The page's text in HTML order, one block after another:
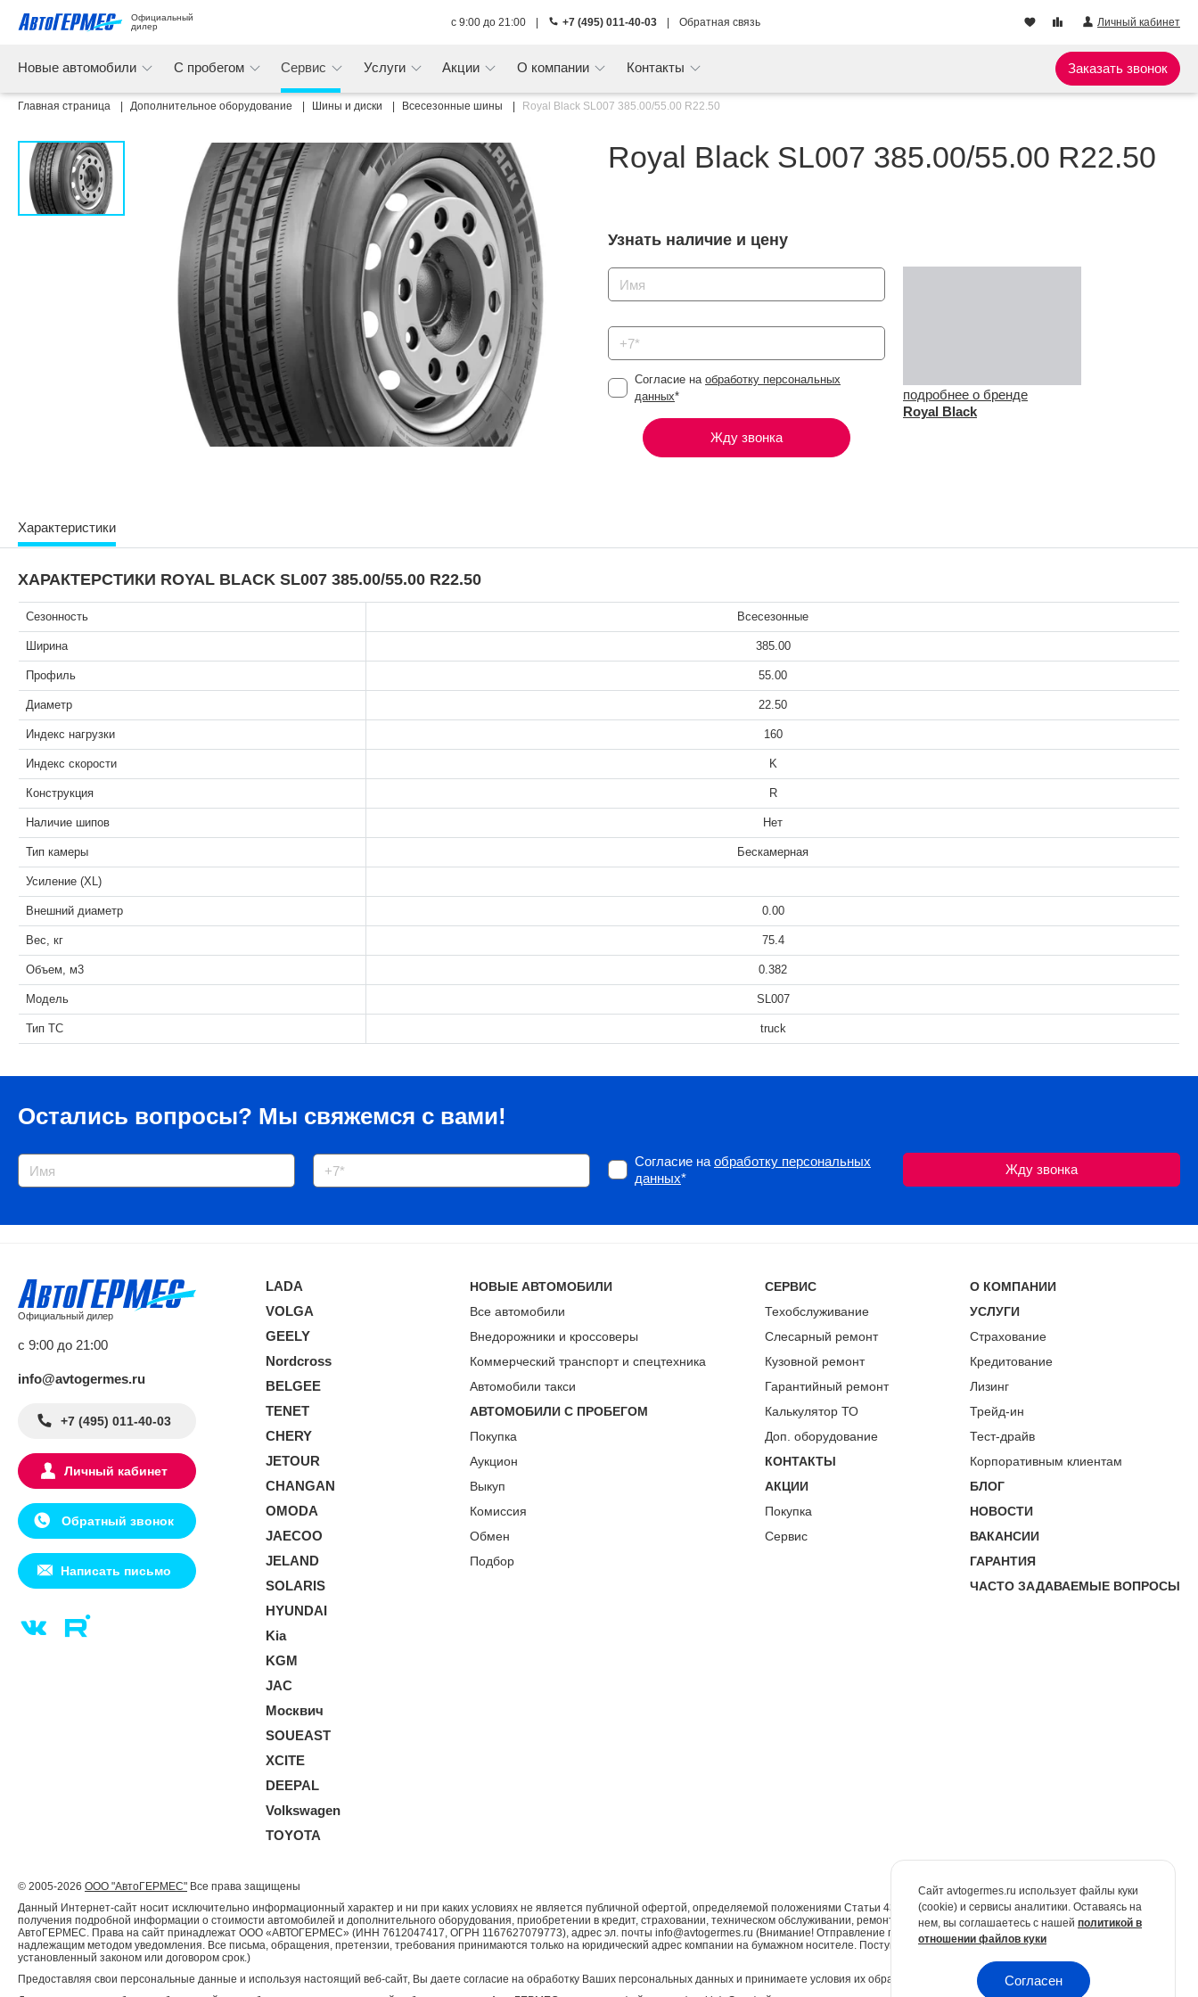
Официальный
дилер
с 9:00 до 21:00 +7 (495) 011-40-03 Обратная связь Личный кабинет
Новые автомобили С пробегом Сервис Услуги Акции О компании Контакты Заказать звонок
Главная страница Дополнительное оборудование Шины и диски Всесезонные шины Royal Black SL007 385.00/55.00 R22.50
Royal Black SL007 385.00/55.00 R22.50
Узнать наличие и цену
Согласие на обработку персональных
данных*
Жду звонка
подробнее о бренде
Royal Black
Характеристики
ХАРАКТЕРСТИКИ ROYAL BLACK SL007 385.00/55.00 R22.50
Сезонность Всесезонные
Ширина 385.00
Профиль 55.00
Диаметр 22.50
Индекс нагрузки 160
Индекс скорости K
Конструкция R
Наличие шипов Нет
Тип камеры Бескамерная
Усиление (XL)
Внешний диаметр 0.00
Вес, кг 75.4
Объем, м3 0.382
Модель SL007
Тип ТС truck
Остались вопросы? Мы свяжемся с вами!
Согласие на обработку персональных
данных*
Официальный дилер
с 9:00 до 21:00
info@avtogermes.ru
+7 (495) 011-40-03
Личный кабинет
Обратный звонок
Написать письмо
LADA
VOLGA
GEELY
Nordcross
BELGEE
TENET
CHERY
JETOUR
CHANGAN
OMODA
JAECOO
JELAND
SOLARIS
HYUNDAI
Kia
KGM
JAC
Москвич
SOUEAST
XCITE
DEEPAL
Volkswagen
TOYOTA
НОВЫЕ АВТОМОБИЛИ
Все автомобили
Внедорожники и кроссоверы
Коммерческий транспорт и спецтехника
Автомобили такси
АВТОМОБИЛИ С ПРОБЕГОМ
Покупка
Аукцион
Выкуп
Комиссия
Обмен
Подбор
СЕРВИС
Техобслуживание
Слесарный ремонт
Кузовной ремонт
Гарантийный ремонт
Калькулятор ТО
Доп. оборудование
КОНТАКТЫ
АКЦИИ
Покупка
Сервис
О КОМПАНИИ
УСЛУГИ
Страхование
Кредитование
Лизинг
Трейд-ин
Тест-драйв
Корпоративным клиентам
БЛОГ
НОВОСТИ
ВАКАНСИИ
ГАРАНТИЯ
ЧАСТО ЗАДАВАЕМЫЕ ВОПРОСЫ
© 2005-2026 ООО "АвтоГЕРМЕС" Все права защищены
Данный Интернет-сайт носит исключительно информационный характер и ни при каких условиях не является публичной офертой, определяемой положениями Статьи 437 Гражданского кодекса Российской Федерации. Для
получения подробной информации о стоимости автомобилей и дополнительного оборудования, приобретении в кредит, страховании, техническом обслуживании, ремонте и запасных частях обращайтесь в автосалоны
АвтоГЕРМЕС. Права на сайт принадлежат ООО «АВТОГЕРМЕС» (ИНН 7612047417, ОГРН 1167627079773), адрес эл. почты info@avtogermes.ru (Внимание! Отправление по электронной почте не признаётся юридически
надлежащим методом уведомления. Все письма, обращения, претензии, требования принимаются только на юридический адрес компании на бумажном носителе. Поступившие обращения будут рассмотрены в
установленный законом или договором срок.)
Предоставляя свои персональные данные и используя настоящий веб-сайт, Вы даете согласие на обработку Ваших персональных данных и принимаете условия их обработки.
Политика конфиденциальности.
Сайт avtogermes.ru использует файлы куки
(cookie) и сервисы аналитики. Оставаясь на
нем, вы соглашаетесь с нашей политикой в
отношении файлов куки
Согласен